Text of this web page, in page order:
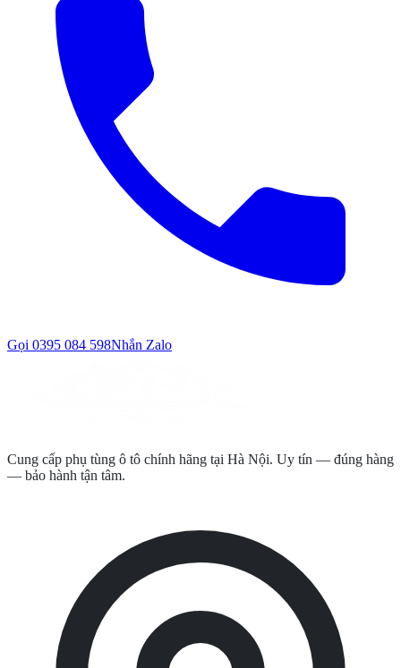
Gọi 0395 084 598Nhắn Zalo
Cung cấp phụ tùng ô tô chính hãng tại Hà Nội. Uy tín — đúng hàng
— bảo hành tận tâm.